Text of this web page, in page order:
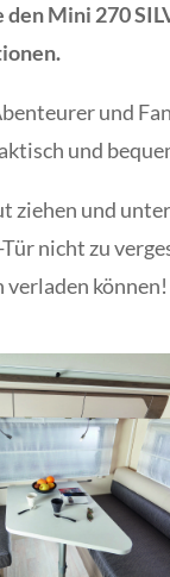
den Mini 270
und
und
ziehen und
nicht zu
verladen können!